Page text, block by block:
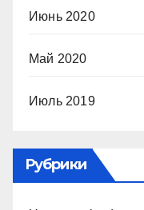
Июнь 2020
Май 2020
Июль 2019
Рубрики